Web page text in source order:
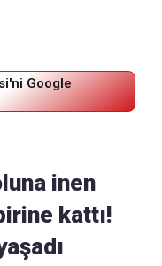
Google
inen
kattı!